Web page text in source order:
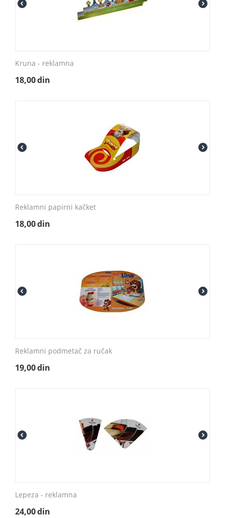
Kruna - reklamna
18,00din
Reklamni papirni kačket
18,00din
Reklamni podmetač za ručak
19,00din
Lepeza - reklamna
24,00din